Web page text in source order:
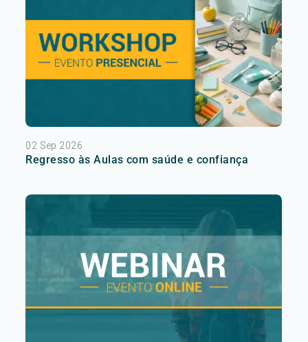
02 Sep 2026
Regresso às Aulas com saúde e confiança